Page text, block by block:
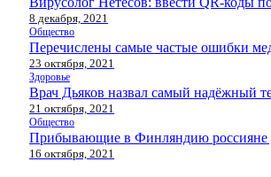
8 декабря, 2021
Общество
Перечислены самые частые ошибки
23 октября, 2021
Здоровье
Врач Дьяков назвал самый надёжный
21 октября, 2021
Общество
Прибывающие в Финляндию россияне
16 октября, 2021